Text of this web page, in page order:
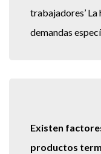
trabajadores’
demandas
Existen
productos